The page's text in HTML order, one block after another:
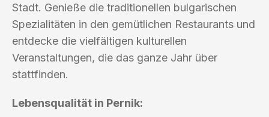
Stadt. Genieße die traditionellen bulgarischen
Spezialitäten in den gemütlichen Restaurants und
entdecke die vielfältigen kulturellen
Veranstaltungen, die das ganze Jahr über
stattfinden.
Lebensqualität in Pernik: